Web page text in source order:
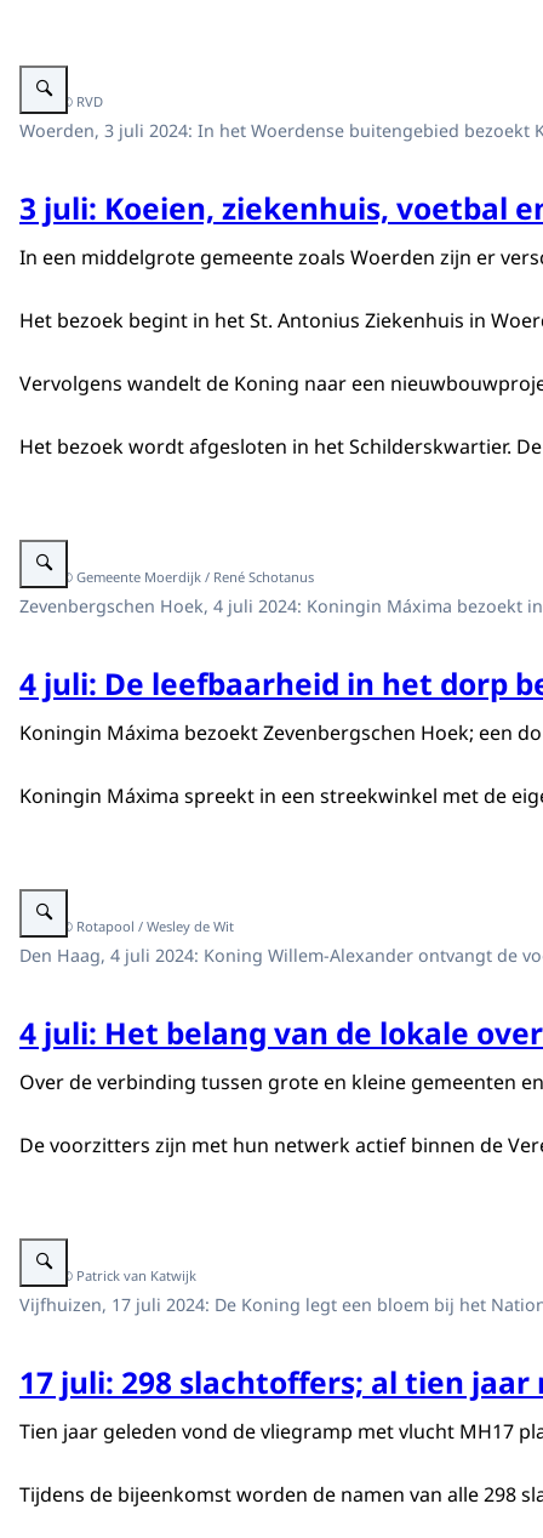
Vergroot afbeelding Koning bezoekt BoerBert in Woerden
Beeld: © RVD
Woerden, 3 juli 2024: In het Woerdense buitengebied
3 juli: Koeien, ziekenhuis, voetbal
In een middelgrote gemeente zoals Woerden zijn er
Het bezoek begint in het St. Antonius Ziekenhuis in
Vervolgens wandelt de Koning naar een
Het bezoek wordt afgesloten in het Schilderskwartier.
Vergroot afbeelding Koningin Máxima bezoekt Zevenbergschen Hoek
Beeld: © Gemeente Moerdijk / René Schotanus
Zevenbergschen Hoek, 4 juli 2024: Koningin Máxima
4 juli: De leefbaarheid in het dorp
Koningin Máxima bezoekt Zevenbergschen Hoek; een
Koningin Máxima spreekt in een streekwinkel met de
Vergroot afbeelding Gesprek Koning met voorzitters gemeentelijke
Beeld: © Rotapool / Wesley de Wit
Den Haag, 4 juli 2024: Koning Willem-Alexander ontvangt de
4 juli: Het belang van de lokale
Over de verbinding tussen grote en kleine gemeenten
De voorzitters zijn met hun netwerk actief binnen de
Vergroot afbeelding Nationale Herdenking 10 jaar MH17
Beeld: © Patrick van Katwijk
Vijfhuizen, 17 juli 2024: De Koning legt een bloem bij het
17 juli: 298 slachtoffers; al tien
Tien jaar geleden vond de vliegramp met vlucht MH17
Tijdens de bijeenkomst worden de namen van alle 298